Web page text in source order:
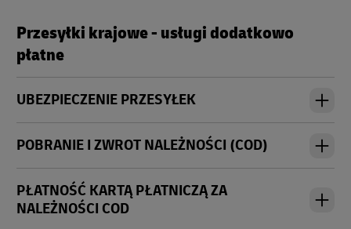
Przesyłki krajowe - usługi dodatkowo
płatne
UBEZPIECZENIE PRZESYŁEK
POBRANIE I ZWROT NALEŻNOŚCI (COD)
PŁATNOŚĆ KARTĄ PŁATNICZĄ ZA
NALEŻNOŚCI COD